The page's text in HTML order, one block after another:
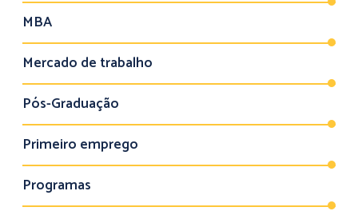
MBA
Mercado de trabalho
Pós-Graduação
Primeiro emprego
Programas